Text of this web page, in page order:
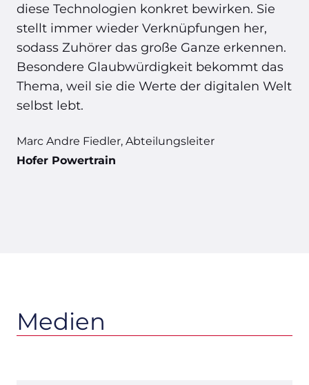
diese Technologien konkret bewirken. Sie
stellt immer wieder Verknüpfungen her,
sodass Zuhörer das große Ganze erkennen.
Besondere Glaubwürdigkeit bekommt das
Thema, weil sie die Werte der digitalen Welt
selbst lebt.
Marc Andre Fiedler, Abteilungsleiter
Hofer Powertrain
Medien